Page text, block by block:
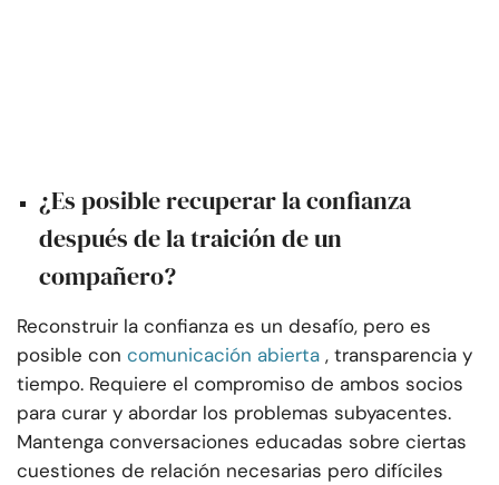
¿Es posible recuperar la confianza
después de la traición de un
compañero?
Reconstruir la confianza es un desafío, pero es
posible con comunicación abierta , transparencia y
tiempo. Requiere el compromiso de ambos socios
para curar y abordar los problemas subyacentes.
Mantenga conversaciones educadas sobre ciertas
cuestiones de relación necesarias pero difíciles